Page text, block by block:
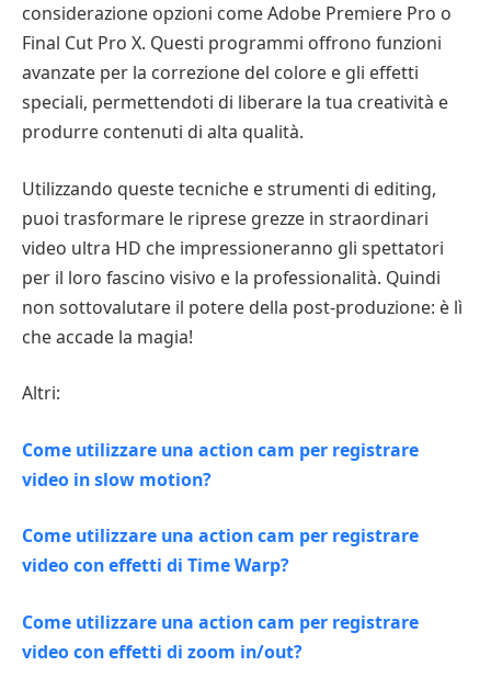
considerazione opzioni come Adobe Premiere Pro o
Final Cut Pro X. Questi programmi offrono funzioni
avanzate per la correzione del colore e gli effetti
speciali, permettendoti di liberare la tua creatività e
produrre contenuti di alta qualità.
Utilizzando queste tecniche e strumenti di editing,
puoi trasformare le riprese grezze in straordinari
video ultra HD che impressioneranno gli spettatori
per il loro fascino visivo e la professionalità. Quindi
non sottovalutare il potere della post-produzione: è lì
che accade la magia!
Altri:
Come utilizzare una action cam per registrare
video in slow motion?
Come utilizzare una action cam per registrare
video con effetti di Time Warp?
Come utilizzare una action cam per registrare
video con effetti di zoom in/out?